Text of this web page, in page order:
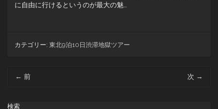
に自由に行けるというのが最大の魅…
カテゴリー: 東北9泊10日渋滞地獄ツアー
ビ
← 前 次 →
検索